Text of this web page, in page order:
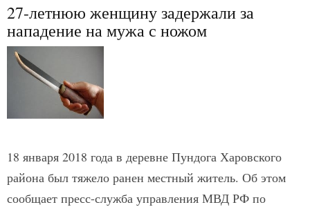
27-летнюю женщину задержали за
нападение на мужа с ножом
18 января 2018 года в деревне Пундога Харовского
района был тяжело ранен местный житель. Об этом
сообщает пресс-служба управления МВД РФ по